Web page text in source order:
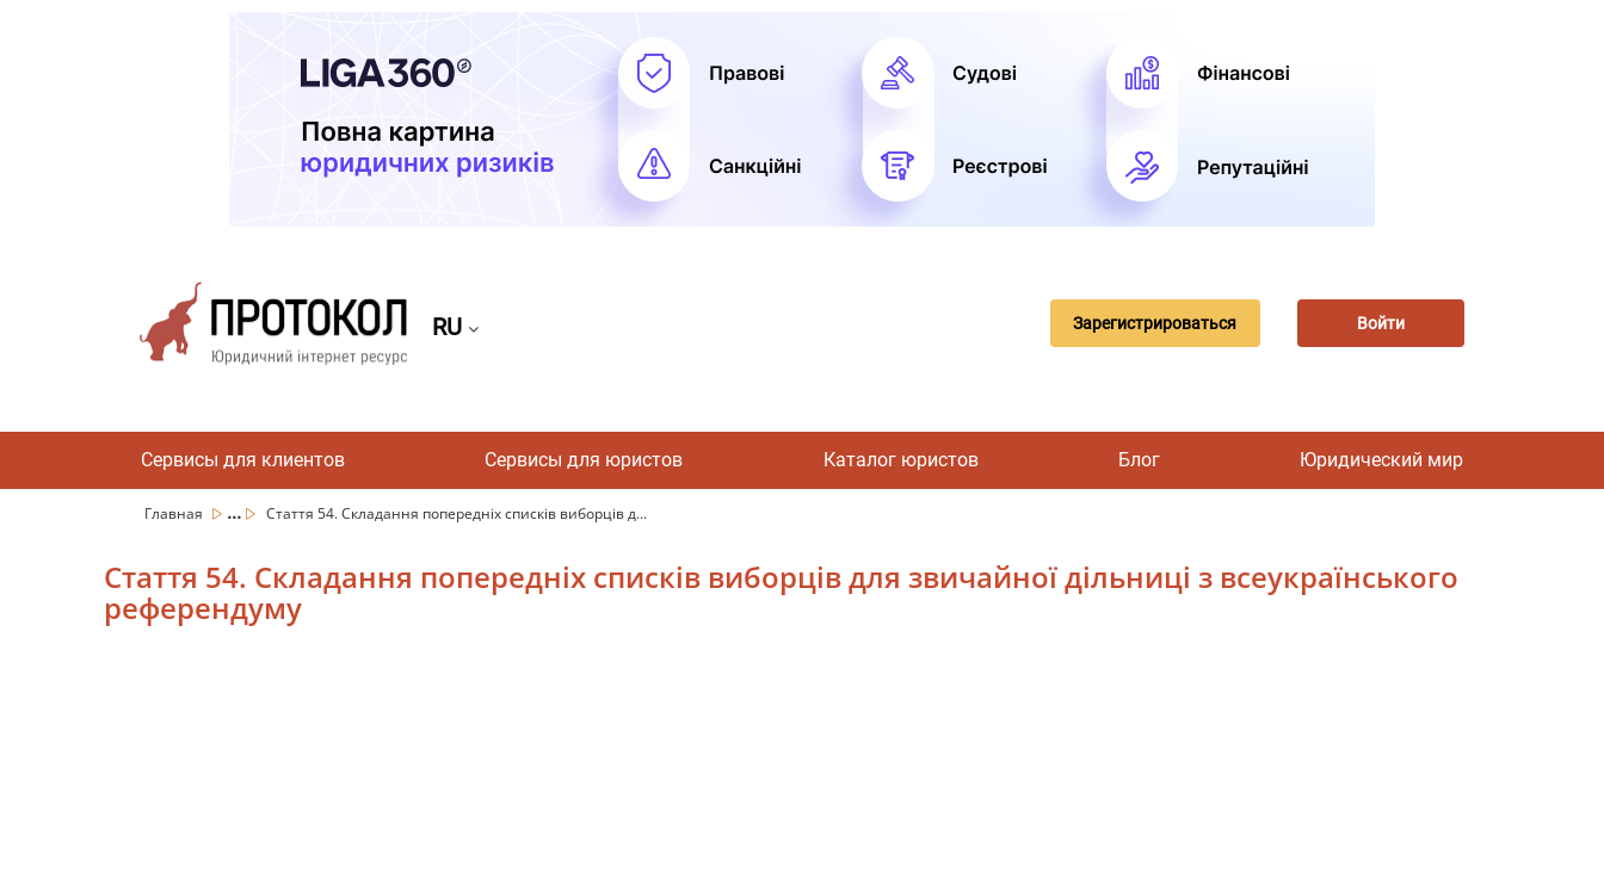
RU Зарегистрироваться Войти
Сервисы для клиентов Сервисы для юристов Каталог юристов Блог Юридический мир
Главная ... Стаття 54. Складання попередніх списків виборців д...
Стаття 54. Складання попередніх списків виборців для звичайної дільниці з всеукраїнського
референдуму